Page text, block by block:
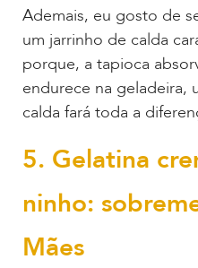
Ademais, eu gosto de
um jarrinho de calda
porque, a tapioca
endurece na geladeira,
calda fará toda a
5. Gelatina
ninho:
Mães